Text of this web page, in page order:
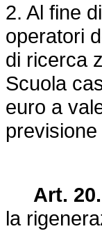
2. Al fine
operatori
di ricerca
Scuola
euro a
Art. 20.
la